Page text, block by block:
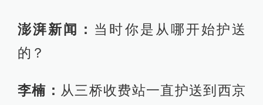
澎湃新闻： 当时你是从哪开始护送
的？
李楠： 从三桥收费站一直护送到西京